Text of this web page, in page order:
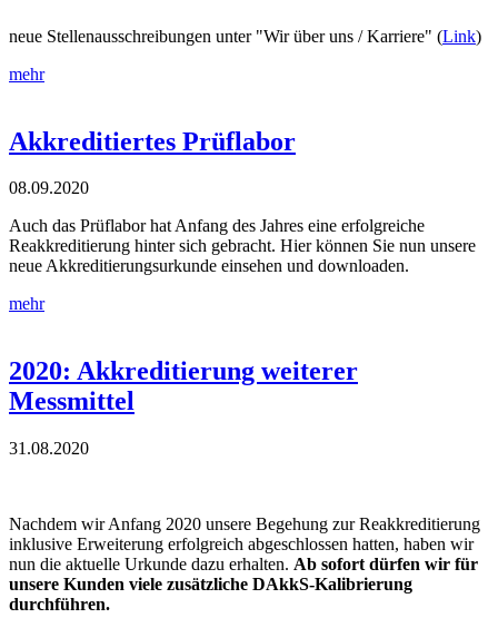
neue Stellenausschreibungen unter "Wir über uns / Karriere" (Link)
mehr
Akkreditiertes Prüflabor
08.09.2020
Auch das Prüflabor hat Anfang des Jahres eine erfolgreiche
Reakkreditierung hinter sich gebracht. Hier können Sie nun unsere
neue Akkreditierungsurkunde einsehen und downloaden.
mehr
2020: Akkreditierung weiterer
Messmittel
31.08.2020
Nachdem wir Anfang 2020 unsere Begehung zur Reakkreditierung
inklusive Erweiterung erfolgreich abgeschlossen hatten, haben wir
nun die aktuelle Urkunde dazu erhalten. Ab sofort dürfen wir für
unsere Kunden viele zusätzliche DAkkS-Kalibrierung
durchführen.